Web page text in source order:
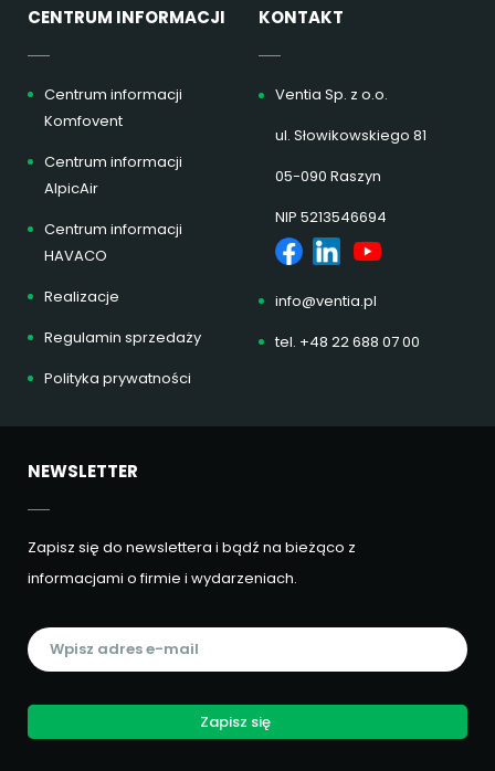
CENTRUM INFORMACJI
Centrum informacji
Komfovent
Centrum informacji
AlpicAir
Centrum informacji
HAVACO
Realizacje
Regulamin sprzedaży
Polityka prywatności
KONTAKT
Ventia Sp. z o.o.
ul. Słowikowskiego 81
05-090 Raszyn
NIP 5213546694
info@ventia.pl
tel. +48 22 688 07 00
NEWSLETTER
Zapisz się do newslettera i bądź na bieżąco z
informacjami o firmie i wydarzeniach.
Zapisz się